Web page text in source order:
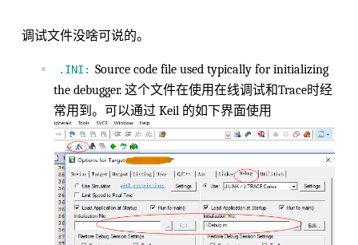
调试文件没啥可说的。
.INI: Source code file used typically for initializing
the debugger. 这个文件在使用在线调试和Trace时经
常用到。可以通过 Keil 的如下界面使用